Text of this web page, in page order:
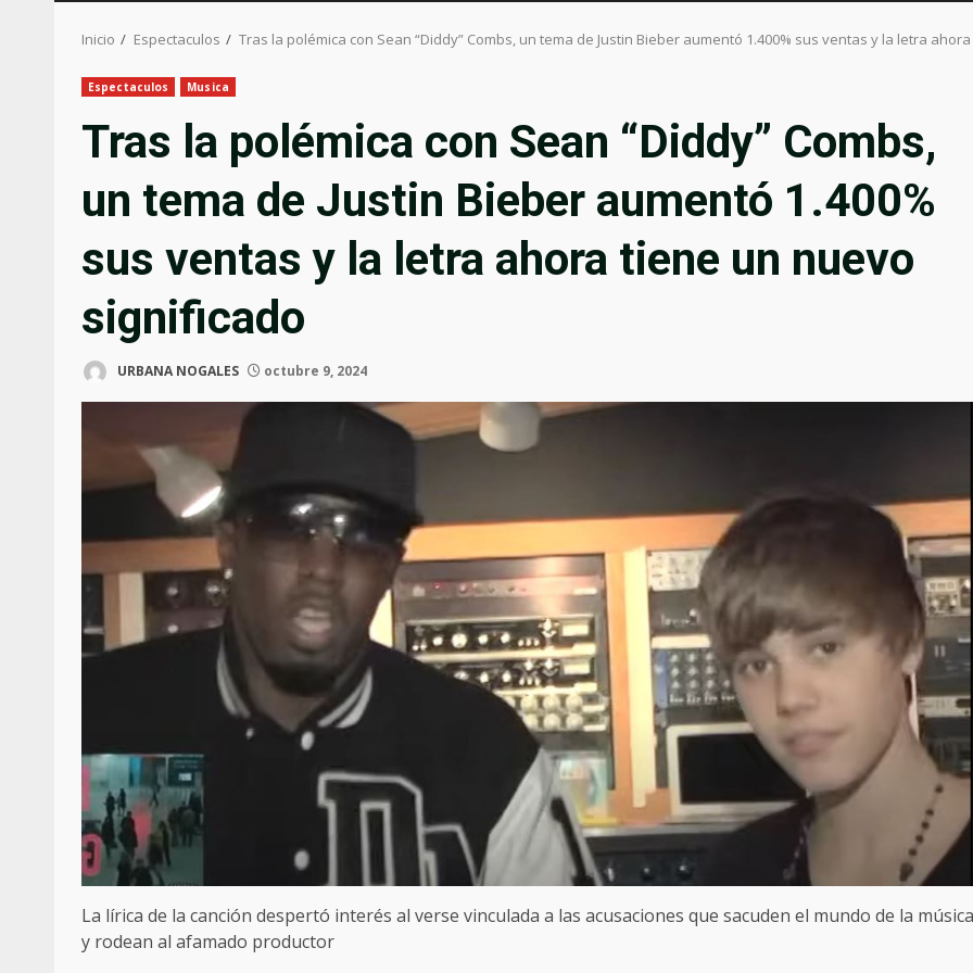
Inicio Espectaculos Tras la polémica con Sean “Diddy” Combs, un tema de Justin Bieber aumentó 1.400% sus ventas y la letra
Espectaculos Musica
Tras la polémica con Sean “Diddy” Combs,
un tema de Justin Bieber aumentó 1.400%
sus ventas y la letra ahora tiene un nuevo
significado
URBANA NOGALES octubre 9, 2024
La lírica de la canción despertó interés al verse vinculada a las acusaciones que sacuden el mundo de la música
y rodean al afamado productor